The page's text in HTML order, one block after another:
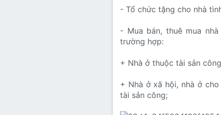
- Tổ chức tặng cho nhà
- Mua bán, thuê mua
trường hợp:
+ Nhà ở thuộc tài sản
+ Nhà ở xã hội, nhà ở
tài sản công;